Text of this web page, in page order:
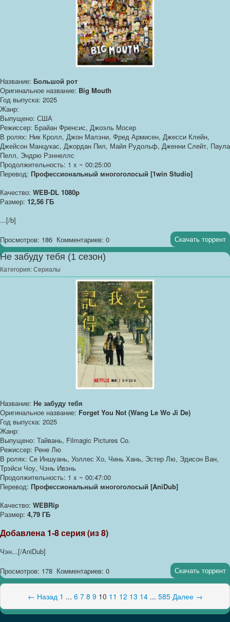
Название: Большой рот
Оригинальное название: Big Mouth
Год выпуска: 2025
Жанр:
Выпущено: США
Режиссер: Брайан Френсис, Джоэль Мосер
В ролях: Ник Кролл, Джон Малэни, Фред Армисен, Джесси Клейн,
Джейсон Манцукас, Джордан Пил, Майя Рудольф, Дженни Слейт, Паула
Пелл, Эндрю Рэннеллс
Продолжительность: 1 x ~ 00:25:00
Перевод: Профессиональный многоголосый [1win Studio]
Качество: WEB-DL 1080p
Размер: 12,56 ГБ
...[/b]
Просмотров: 186 Комментариев: 0 Скачать торрент
Не забуду тебя (1 сезон)
Категория:Сериалы
Название: Не забуду тебя
Оригинальное название: Forget You Not (Wang Le Wo Ji De)
Год выпуска: 2025
Жанр:
Выпущено: Тайвань, Filmagic Pictures Co.
Режиссер: Рене Лю
В ролях: Се Иншуань, Уоллес Хо, Чинь Хань, Эстер Лю, Эдисон Ван,
Трэйси Чоу, Чэнь Ивэнь
Продолжительность: 1 x ~ 00:47:00
Перевод: Профессиональный многоголосый [AniDub]
Качество: WEBRip
Размер: 4,79 ГБ
Добавлена 1-8 серия (из 8)
Чэн...[/AniDub]
Просмотров: 178 Комментариев: 0 Скачать торрент
← Назад 1 ... 6 7 8 9 10 11 12 13 14 ... 585 Далее →